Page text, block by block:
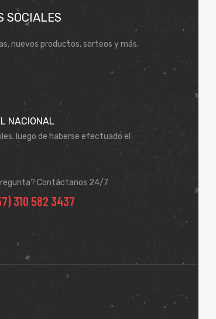
SOCIALES
nuevos productos, sorteos y más.
NACIONAL
luego de haberse efectuado el
Contáctanos 24/7
310 582 3437